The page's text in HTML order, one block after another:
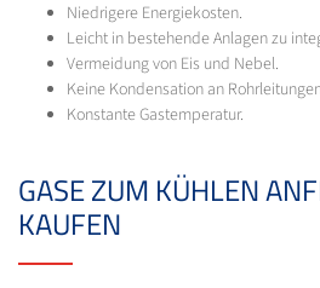
Niedrigere Energiekosten.
Leicht in bestehende Anlagen zu
Vermeidung von Eis und Nebel.
Keine Kondensation an
Konstante Gastemperatur.
GASE ZUM KÜHLEN
KAUFEN